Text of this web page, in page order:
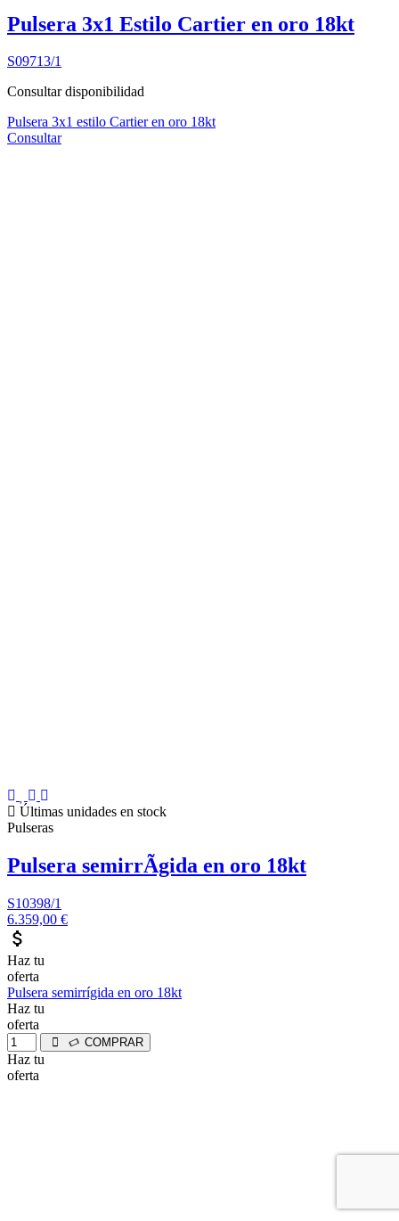
Pulsera 3x1 Estilo Cartier en oro 18kt
S09713/1
Consultar disponibilidad
Pulsera 3x1 estilo Cartier en oro 18kt
Consultar
Últimas unidades en stock
Pulseras
Pulsera semirrÃ­gida en oro 18kt
S10398/1
6.359,00 €
attach_money
Haz tu
oferta
Pulsera semirrígida en oro 18kt
Haz tu
oferta
COMPRAR
Haz tu
oferta